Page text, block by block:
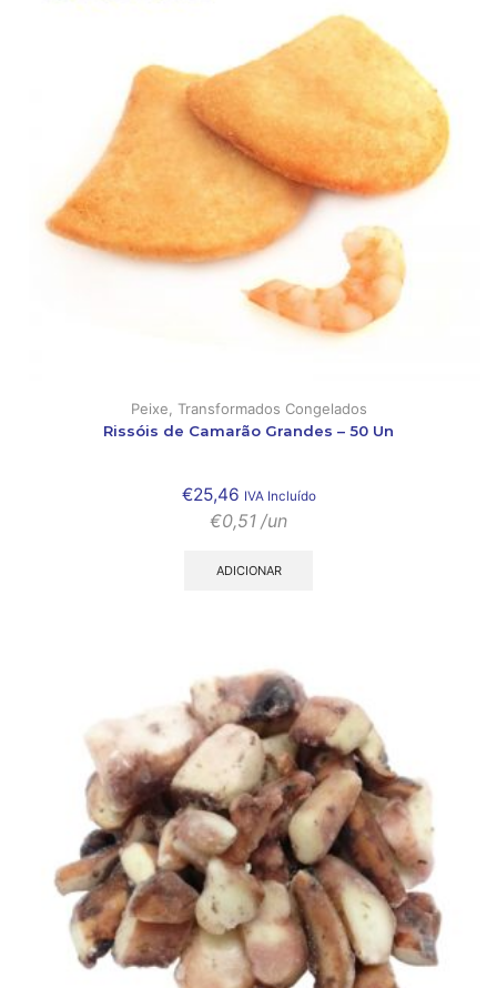
Peixe Transformados Congelados
Rissóis de Camarão Grandes – 50 Un
€25,46 IVA Incluído
€0,51 /un
ADICIONAR